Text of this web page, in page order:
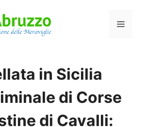
Menu
in Sicilia
di Corse
di Cavalli: